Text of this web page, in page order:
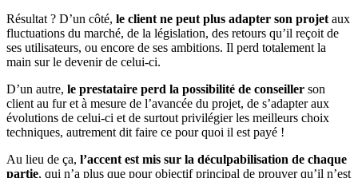
Résultat ? D’un côté, le client ne peut plus adapter son projet aux
fluctuations du marché, de la législation, des retours qu’il reçoit de
ses utilisateurs, ou encore de ses ambitions. Il perd totalement la
main sur le devenir de celui-ci.
D’un autre, le prestataire perd la possibilité de conseiller son
client au fur et à mesure de l’avancée du projet, de s’adapter aux
évolutions de celui-ci et de surtout privilégier les meilleurs choix
techniques, autrement dit faire ce pour quoi il est payé !
Au lieu de ça, l’accent est mis sur la déculpabilisation de chaque
partie, qui n’a plus que pour objectif principal de prouver qu’il n’est